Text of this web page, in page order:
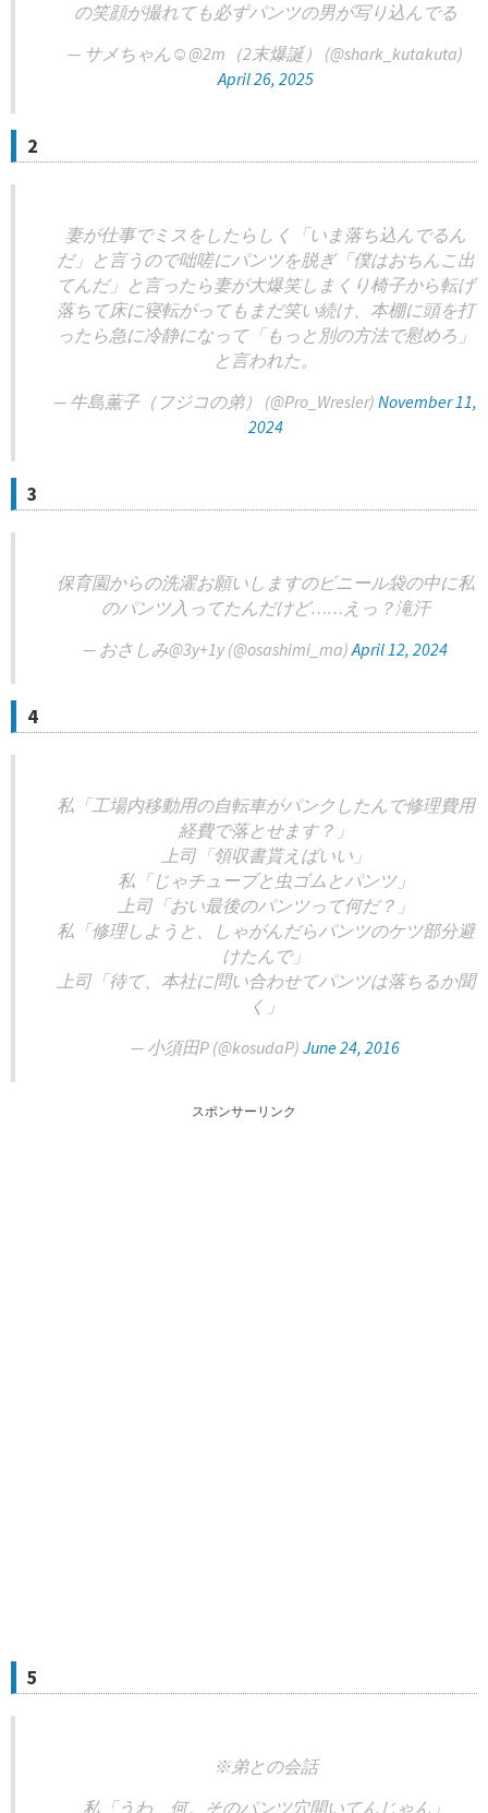
の笑顔が撮れても必ずパンツの男が写り込んでる
— サメちゃん☺︎@2m（2末爆誕） (@shark_kutakuta)
April 26, 2025
2
妻が仕事でミスをしたらしく「いま落ち込んでるん
だ」と言うので咄嗟にパンツを脱ぎ「僕はおちんこ出
てんだ」と言ったら妻が大爆笑しまくり椅子から転げ
落ちて床に寝転がってもまだ笑い続け、本棚に頭を打
ったら急に冷静になって「もっと別の方法で慰めろ」
と言われた。
— 牛島薫子（フジコの弟） (@Pro_Wresler) November 11,
2024
3
保育園からの洗濯お願いしますのビニール袋の中に私
のパンツ入ってたんだけど……えっ？滝汗
— おさしみ@3y+1y (@osashimi_ma)April 12, 2024
4
私「工場内移動用の自転車がパンクしたんで修理費用
経費で落とせます？」
上司「領収書貰えばいい」
私「じゃチューブと虫ゴムとパンツ」
上司「おい最後のパンツって何だ？」
私「修理しようと、しゃがんだらパンツのケツ部分避
けたんで」
上司「待て、本社に問い合わせてパンツは落ちるか聞
く」
— 小須田P (@kosudaP) June 24, 2016
スポンサーリンク
5
※弟との会話
私「うわ、何。そのパンツ穴開いてんじゃん」